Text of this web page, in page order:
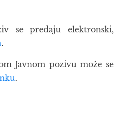
se predaju elektronski,
.
Javnom pozivu može se
.